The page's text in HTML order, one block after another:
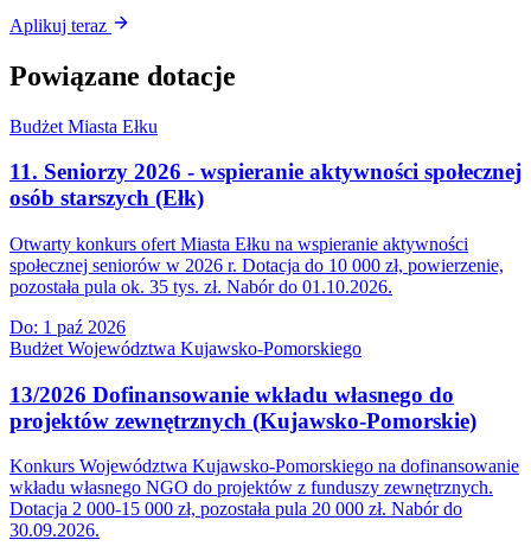
Aplikuj teraz
Powiązane dotacje
Budżet Miasta Ełku
11. Seniorzy 2026 - wspieranie aktywności społecznej
osób starszych (Ełk)
Otwarty konkurs ofert Miasta Ełku na wspieranie aktywności
społecznej seniorów w 2026 r. Dotacja do 10 000 zł, powierzenie,
pozostała pula ok. 35 tys. zł. Nabór do 01.10.2026.
Do: 1 paź 2026
Budżet Województwa Kujawsko-Pomorskiego
13/2026 Dofinansowanie wkładu własnego do
projektów zewnętrznych (Kujawsko-Pomorskie)
Konkurs Województwa Kujawsko-Pomorskiego na dofinansowanie
wkładu własnego NGO do projektów z funduszy zewnętrznych.
Dotacja 2 000-15 000 zł, pozostała pula 20 000 zł. Nabór do
30.09.2026.